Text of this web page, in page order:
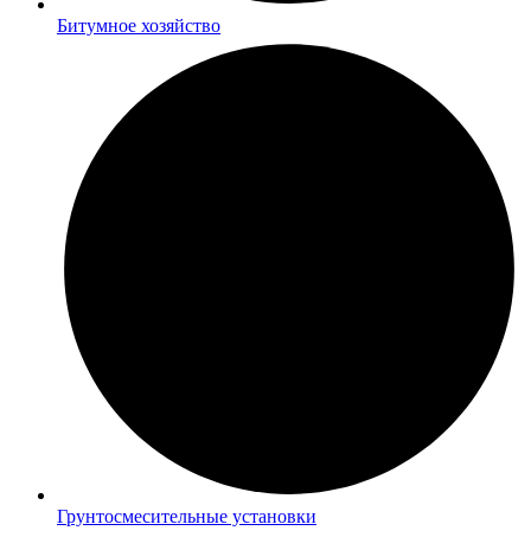
Битумное хозяйство
Грунтосмесительные установки